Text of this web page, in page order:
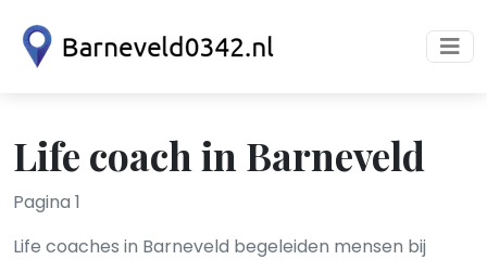
Life coach in Barneveld
Pagina 1
Life coaches in Barneveld begeleiden mensen bij